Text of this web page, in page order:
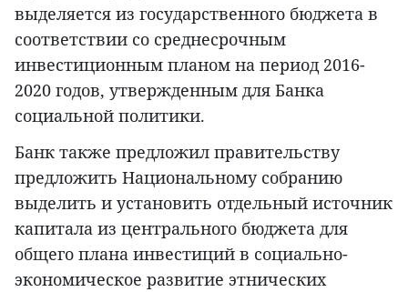
выделяется из государственного бюджета в
соответствии со среднесрочным
инвестиционным планом на период 2016-
2020 годов, утвержденным для Банка
социальной политики.
Банк также предложил правительству
предложить Национальному собранию
выделить и установить отдельный источник
капитала из центрального бюджета для
общего плана инвестиций в социально-
экономическое развитие этнических